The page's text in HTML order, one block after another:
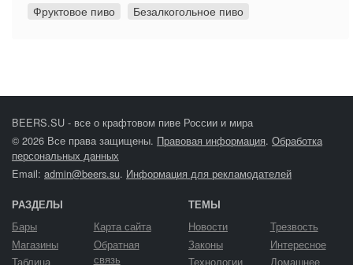
Фруктовое пиво
Безалкогольное пиво
BEERS.SU - все о крафтовом пиве России и мира
© 2026 Все права защищены. Правовая информация. Обработка
персональных данных
Email: admin@beers.su. Информация для рекламодателей
РАЗДЕЛЫ
Бары
Магазины
Таблица
Карта сайта
Обратная
связь
ТЕМЫ
Новости
Законы
Технологии
Трезвость
Интересное
Домашнее